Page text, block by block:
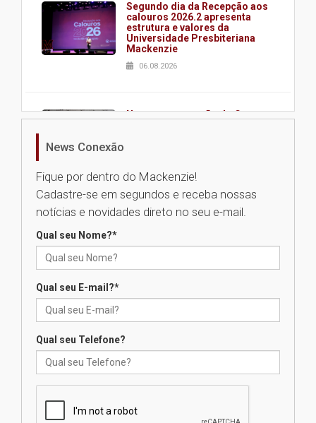
Segundo dia da Recepção aos
calouros 2026.2 apresenta
estrutura e valores da
Universidade Presbiteriana
Mackenzie
06.08.2026
Nova apresentação do Centro
Universidade Mackenzie
realizará nova edição da Feira
das novas tecnologias em
calouros do segundo semestre
04.08.2026
News Conexão
Fique por dentro do Mackenzie!
Cadastre-se em segundos e receba nossas
notícias e novidades direto no seu e-mail.
Qual seu Nome?*
Qual seu E-mail?*
Qual seu Telefone?